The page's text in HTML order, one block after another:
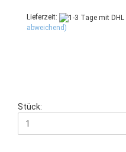
Lieferzeit:
abweichend)
Stück: